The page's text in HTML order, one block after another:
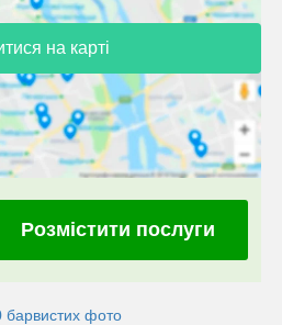
на карті
Розмістити послуги
барвистих фото